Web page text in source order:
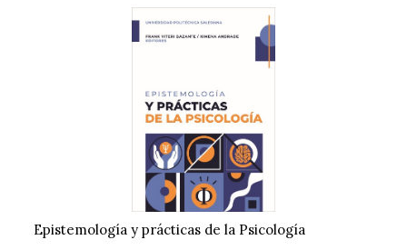
Epistemología y prácticas de la Psicología